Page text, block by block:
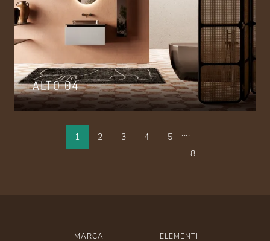
ALTO 04
1 2 3 4 5
....
8
MARCA ELEMENTI